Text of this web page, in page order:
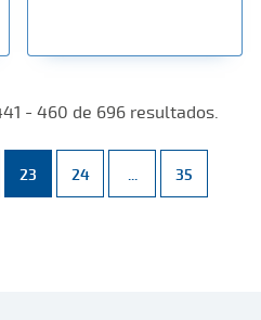
- 460 de 696 resultados.
Use TAB para desplazarse.
Página
23 Página
24 ... Páginas
Página
35